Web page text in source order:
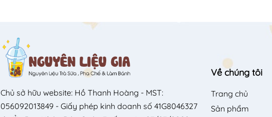
Chủ sở hữu website: Hồ Thanh Hoàng - MST:
056092013849 - Giấy phép kinh doanh số 41G8046327
Về chúng tôi
Trang chủ
Sản phẩm